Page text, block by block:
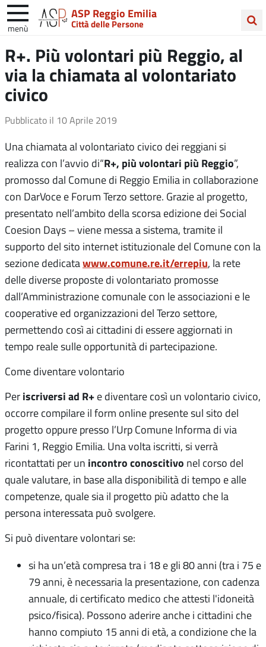
ASP Reggio Emilia
Città delle Persone
menù
nel
sito
R+. Più volontari più Reggio, al
via la chiamata al volontariato
civico
Pubblicato il 10 Aprile 2019
Una chiamata al volontariato civico dei reggiani si
realizza con l’avvio di“R+, più volontari più Reggio”,
promosso dal Comune di Reggio Emilia in collaborazione
con DarVoce e Forum Terzo settore. Grazie al progetto,
presentato nell’ambito della scorsa edizione dei Social
Coesion Days – viene messa a sistema, tramite il
supporto del sito internet istituzionale del Comune con la
sezione dedicatawww.comune.re.it/errepiu, la rete
delle diverse proposte di volontariato promosse
dall’Amministrazione comunale con le associazioni e le
cooperative ed organizzazioni del Terzo settore,
permettendo così ai cittadini di essere aggiornati in
tempo reale sulle opportunità di partecipazione.
Come diventare volontario
Per iscriversi ad R+ e diventare così un volontario civico,
occorre compilare il form online presente sul sito del
progetto oppure presso l’Urp Comune Informa di via
Farini 1, Reggio Emilia. Una volta iscritti, si verrà
ricontattati per un incontro conoscitivo nel corso del
quale valutare, in base alla disponibilità di tempo e alle
competenze, quale sia il progetto più adatto che la
persona interessata può svolgere.
Si può diventare volontari se:
si ha un’età compresa tra i 18 e gli 80 anni (tra i 75 e
79 anni, è necessaria la presentazione, con cadenza
annuale, di certificato medico che attesti l'idoneità
psico/fisica). Possono aderire anche i cittadini che
hanno compiuto 15 anni di età, a condizione che la